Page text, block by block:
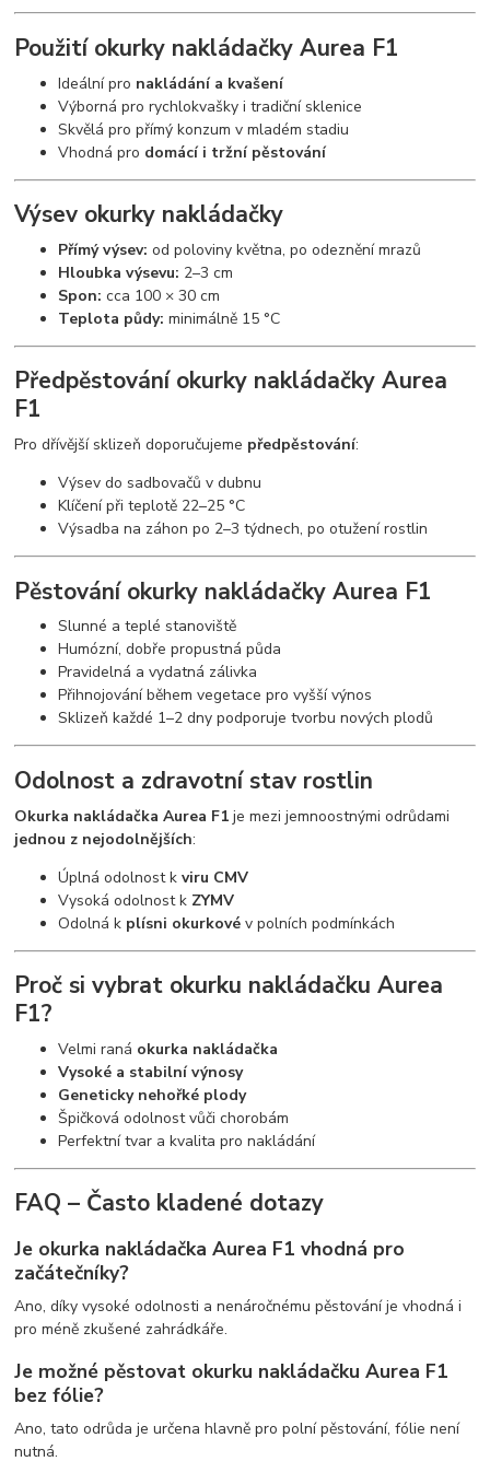
Použití okurky nakládačky Aurea F1
Ideální pro nakládání a kvašení
Výborná pro rychlokvašky i tradiční sklenice
Skvělá pro přímý konzum v mladém stadiu
Vhodná pro domácí i tržní pěstování
Výsev okurky nakládačky
Přímý výsev: od poloviny května, po odeznění mrazů
Hloubka výsevu: 2–3 cm
Spon: cca 100 × 30 cm
Teplota půdy: minimálně 15 °C
Předpěstování okurky nakládačky Aurea
F1
Pro dřívější sklizeň doporučujeme předpěstování:
Výsev do sadbovačů v dubnu
Klíčení při teplotě 22–25 °C
Výsadba na záhon po 2–3 týdnech, po otužení rostlin
Pěstování okurky nakládačky Aurea F1
Slunné a teplé stanoviště
Humózní, dobře propustná půda
Pravidelná a vydatná zálivka
Přihnojování během vegetace pro vyšší výnos
Sklizeň každé 1–2 dny podporuje tvorbu nových plodů
Odolnost a zdravotní stav rostlin
Okurka nakládačka Aurea F1 je mezi jemnoostnými odrůdami
jednou z nejodolnějších:
Úplná odolnost kviru CMV
Vysoká odolnost k ZYMV
Odolná k plísni okurkové v polních podmínkách
Proč si vybrat okurku nakládačku Aurea
F1?
Velmi raná okurka nakládačka
Vysoké a stabilní výnosy
Geneticky nehořké plody
Špičková odolnost vůči chorobám
Perfektní tvar a kvalita pro nakládání
FAQ – Často kladené dotazy
Je okurka nakládačka Aurea F1 vhodná pro
začátečníky?
Ano, díky vysoké odolnosti a nenáročnému pěstování je vhodná i
pro méně zkušené zahrádkáře.
Je možné pěstovat okurku nakládačku Aurea F1
bez fólie?
Ano, tato odrůda je určena hlavně pro polní pěstování, fólie není
nutná.